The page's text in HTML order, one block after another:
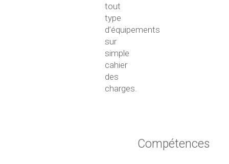
tout
type
d’équipements
sur
simple
cahier
des
charges.
Compétences